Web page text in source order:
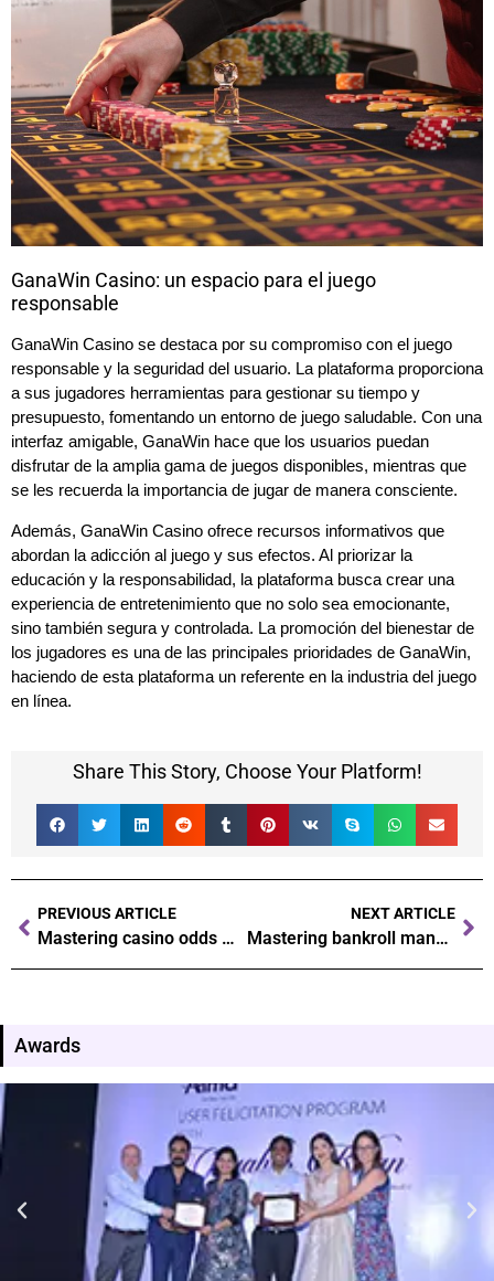
GanaWin Casino: un espacio para el juego
responsable
GanaWin Casino se destaca por su compromiso con el juego
responsable y la seguridad del usuario. La plataforma proporciona
a sus jugadores herramientas para gestionar su tiempo y
presupuesto, fomentando un entorno de juego saludable. Con una
interfaz amigable, GanaWin hace que los usuarios puedan
disfrutar de la amplia gama de juegos disponibles, mientras que
se les recuerda la importancia de jugar de manera consciente.
Además, GanaWin Casino ofrece recursos informativos que
abordan la adicción al juego y sus efectos. Al priorizar la
educación y la responsabilidad, la plataforma busca crear una
experiencia de entretenimiento que no solo sea emocionante,
sino también segura y controlada. La promoción del bienestar de
los jugadores es una de las principales prioridades de GanaWin,
haciendo de esta plataforma un referente en la industria del juego
en línea.
Share This Story, Choose Your Platform!
PREVIOUS ARTICLE
Mastering casino odds A guide to understanding probabilities and winning strategies
NEXT ARTICLE
Mastering bankroll management strategies for successful gambling with Pin Up slots
Awards